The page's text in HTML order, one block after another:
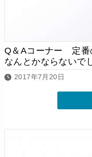
Q＆Aコーナー 定番
なんとかならないで
2017年7月20日